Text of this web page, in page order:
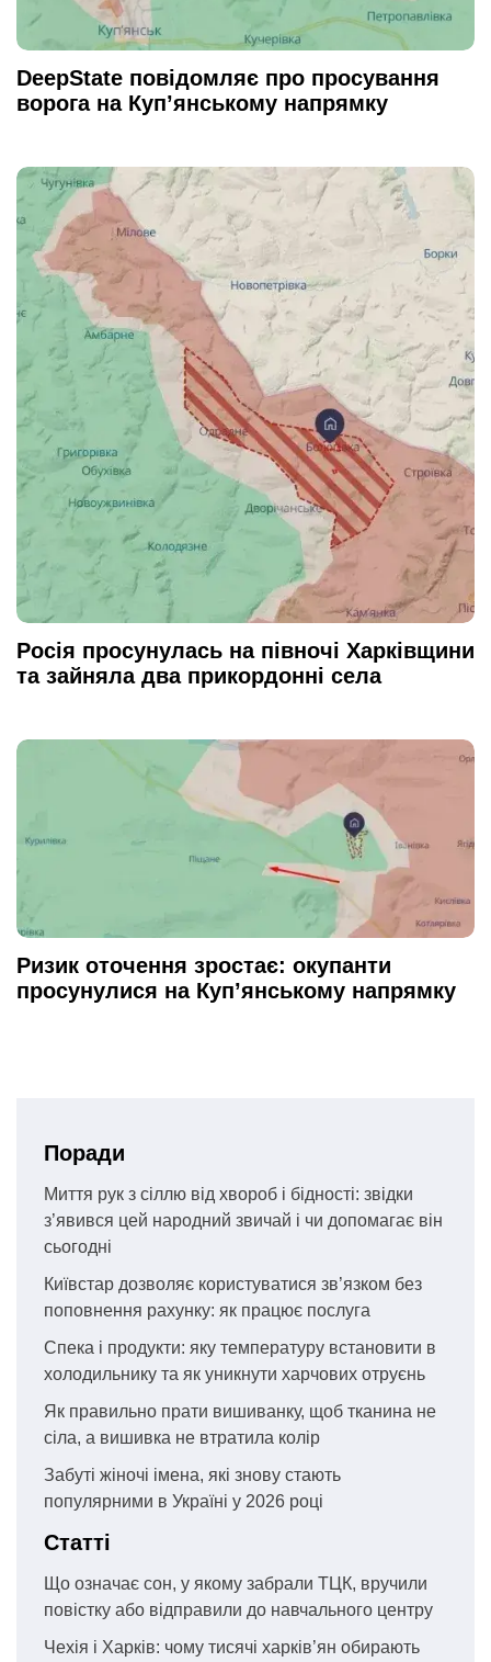
DeepState повідомляє про просування
ворога на Куп’янському напрямку
Росія просунулась на півночі Харківщини
та зайняла два прикордонні села
Ризик оточення зростає: окупанти
просунулися на Куп’янському напрямку
Поради
Миття рук з сіллю від хвороб і бідності: звідки
з’явився цей народний звичай і чи допомагає він
сьогодні
Київстар дозволяє користуватися зв’язком без
поповнення рахунку: як працює послуга
Спека і продукти: яку температуру встановити в
холодильнику та як уникнути харчових отруєнь
Як правильно прати вишиванку, щоб тканина не
сіла, а вишивка не втратила колір
Забуті жіночі імена, які знову стають
популярними в Україні у 2026 році
Статті
Що означає сон, у якому забрали ТЦК, вручили
повістку або відправили до навчального центру
Чехія і Харків: чому тисячі харків’ян обирають